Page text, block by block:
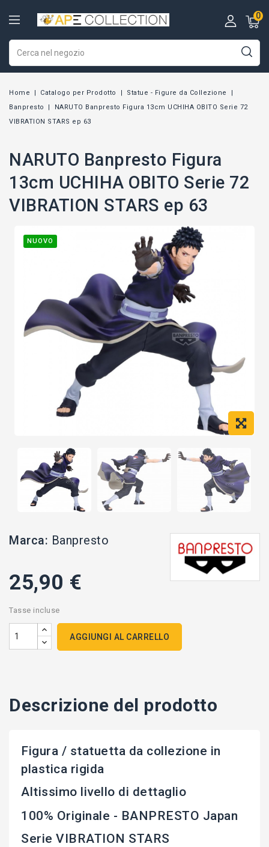
0
Home Catalogo per Prodotto
Statue - Figure da Collezione
Banpresto
NARUTO Banpresto Figura 13cm UCHIHA OBITO Serie 72
VIBRATION STARS ep 63
NARUTO Banpresto Figura
13cm UCHIHA OBITO Serie 72
VIBRATION STARS ep 63
NUOVO
Marca: Banpresto
25,90 €
Tasse incluse
AGGIUNGI AL CARRELLO
Descrizione del prodotto
Figura / statuetta da collezione in
plastica rigida
Altissimo livello di dettaglio
100% Originale - BANPRESTO Japan
Serie VIBRATION STARS